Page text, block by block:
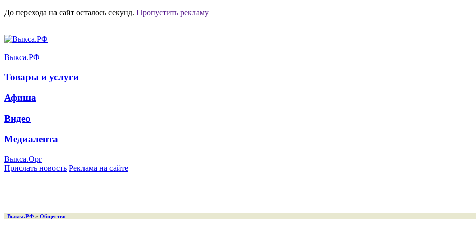
До перехода на сайт осталось секунд. Пропустить рекламу
Выкса.РФ
Товары и услуги
Афиша
Видео
Медиалента
Выкса.Орг
Прислать новость Реклама на сайте
Выкса.РФ » Общество